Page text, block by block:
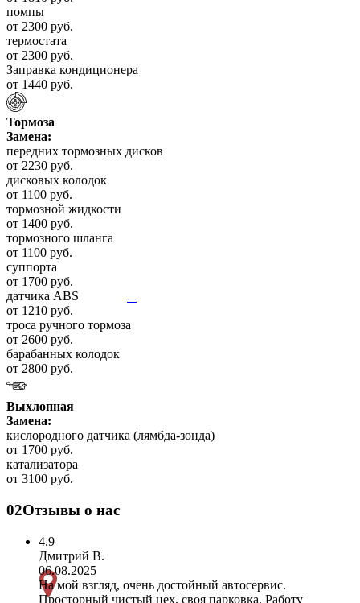
помпы
от 2300 руб.
термостата
от 2300 руб.
Заправка кондиционера
от 1440 руб.
Тормоза
Замена:
передних тормозных дисков
от 2230 руб.
дисковых колодок
от 1100 руб.
тормозной жидкости
от 1400 руб.
тормозного шланга
от 1100 руб.
суппорта
от 1700 руб.
датчика ABS
от 1210 руб.
троса ручного тормоза
от 2600 руб.
барабанных колодок
от 2800 руб.
Выхлопная
Замена:
кислородного датчика (лямбда-зонда)
от 1700 руб.
катализатора
от 3100 руб.
02Отзывы о нас
4.9
Дмитрий В.
06.08.2025
На мой взгляд, очень достойный автосервис.
Просторный чистый цех, своя парковка. Работу